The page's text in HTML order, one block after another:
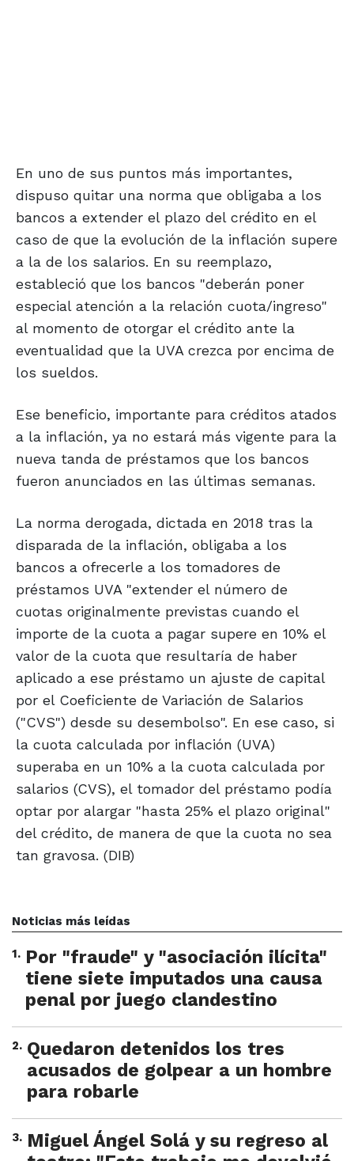
En uno de sus puntos más importantes,
dispuso quitar una norma que obligaba a los
bancos a extender el plazo del crédito en el
caso de que la evolución de la inflación supere
a la de los salarios. En su reemplazo,
estableció que los bancos "deberán poner
especial atención a la relación cuota/ingreso"
al momento de otorgar el crédito ante la
eventualidad que la UVA crezca por encima de
los sueldos.
Ese beneficio, importante para créditos atados
a la inflación, ya no estará más vigente para la
nueva tanda de préstamos que los bancos
fueron anunciados en las últimas semanas.
La norma derogada, dictada en 2018 tras la
disparada de la inflación, obligaba a los
bancos a ofrecerle a los tomadores de
préstamos UVA "extender el número de
cuotas originalmente previstas cuando el
importe de la cuota a pagar supere en 10% el
valor de la cuota que resultaría de haber
aplicado a ese préstamo un ajuste de capital
por el Coeficiente de Variación de Salarios
("CVS") desde su desembolso". En ese caso, si
la cuota calculada por inflación (UVA)
superaba en un 10% a la cuota calculada por
salarios (CVS), el tomador del préstamo podía
optar por alargar "hasta 25% el plazo original"
del crédito, de manera de que la cuota no sea
tan gravosa. (DIB)
Noticias más leídas
1. Por "fraude" y "asociación ilícita"
tiene siete imputados una causa
penal por juego clandestino
2. Quedaron detenidos los tres
acusados de golpear a un hombre
para robarle
3. Miguel Ángel Solá y su regreso al